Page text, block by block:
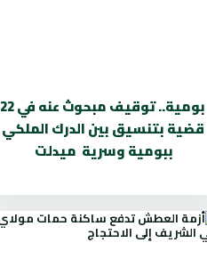
بومية.. توقيف مبحوث عنه في 22
قضية بتنسيق بين الدرك الملكي
ببومية وسرية ميدلت